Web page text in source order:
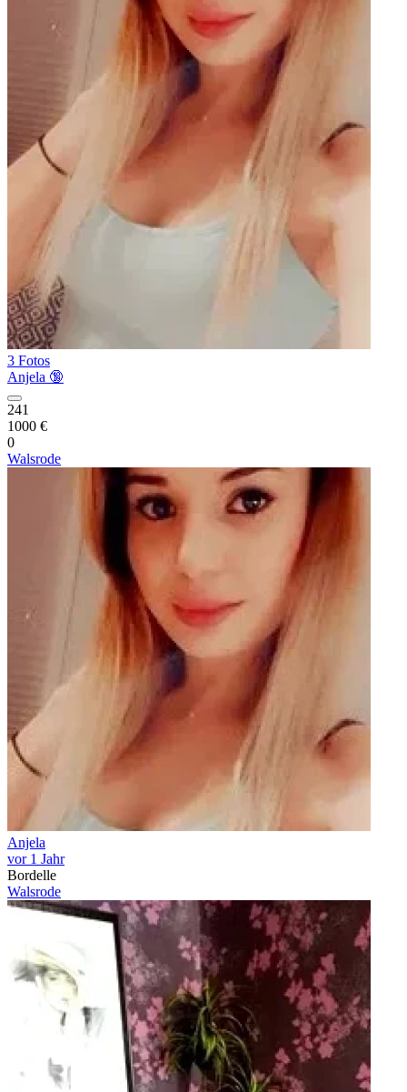
3 Fotos
Anjela 🔞
241
1000 €
0
Walsrode
Anjela
vor 1 Jahr
Bordelle
Walsrode